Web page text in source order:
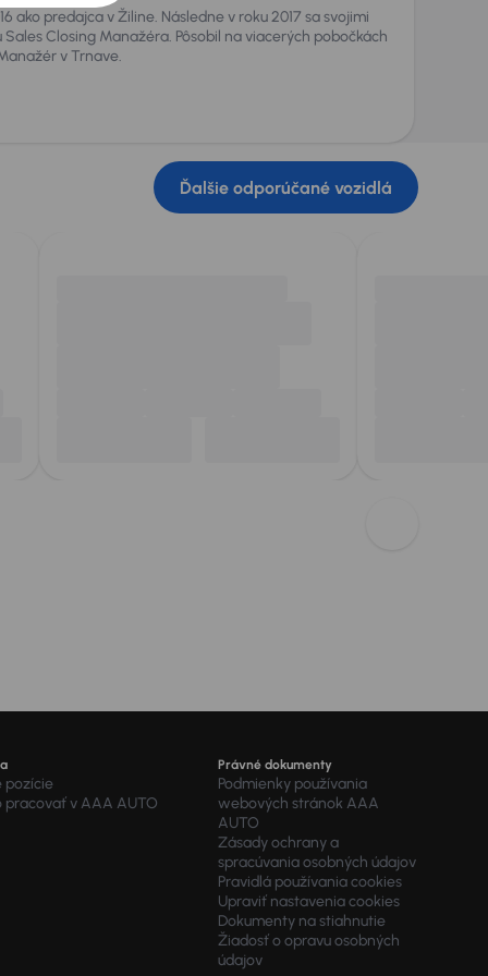
ako predajca v Žiline. Následne v roku 2017 sa svojimi
Closing Manažéra. Pôsobil na viacerých pobočkách
v Trnave.
Ďalšie odporúčané vozidlá
pozície
pracovať v AAA AUTO
Právné dokumenty
Podmienky používania
webových stránok AAA
AUTO
Zásady ochrany a
spracúvania osobných údajov
Pravidlá používania cookies
Upraviť nastavenia cookies
Dokumenty na stiahnutie
Žiadosť o opravu osobných
údajov